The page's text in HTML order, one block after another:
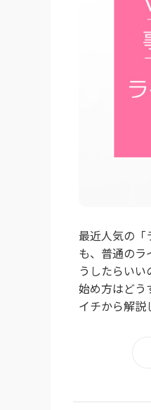
最近人気の「
も、普通のラ
うしたらい
始め方はどう
イチから解説